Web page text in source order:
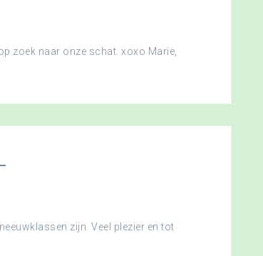
zoek naar onze schat. xoxo Marie,
zijn. Veel plezier en tot